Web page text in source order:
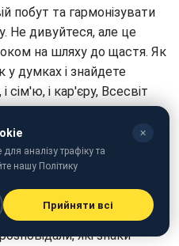
побут та гармонізувати
дивуйтеся, але це
на шляху до щастя. Як
у думках і знайдете
сім'ю, і кар'єру, Всесвіт
і всього, що заважає
чекають глобальні зміни,
Не бійтеся того, що
величезна удача.
які знаки
✕
аналізу трафіку та
нашу Політику
Прийняти всі